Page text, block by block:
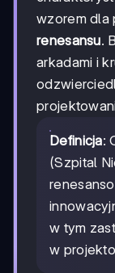
wzorem dla
renesansu.
arkadami i
Definicja:
(Szpital
w tym
w